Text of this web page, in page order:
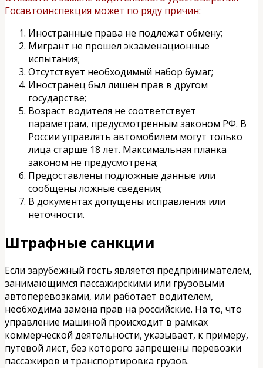
Госавтоинспекция может по ряду причин:
Иностранные права не подлежат обмену;
Мигрант не прошел экзаменационные
испытания;
Отсутствует необходимый набор бумаг;
Иностранец был лишен прав в другом
государстве;
Возраст водителя не соответствует
параметрам, предусмотренным законом РФ. В
России управлять автомобилем могут только
лица старше 18 лет. Максимальная планка
законом не предусмотрена;
Предоставлены подложные данные или
сообщены ложные сведения;
В документах допущены исправления или
неточности.
Штрафные санкции
Если зарубежный гость является предпринимателем,
занимающимся пассажирскими или грузовыми
автоперевозками, или работает водителем,
необходима замена прав на российские. На то, что
управление машиной происходит в рамках
коммерческой деятельности, указывает, к примеру,
путевой лист, без которого запрещены перевозки
пассажиров и транспортировка грузов.